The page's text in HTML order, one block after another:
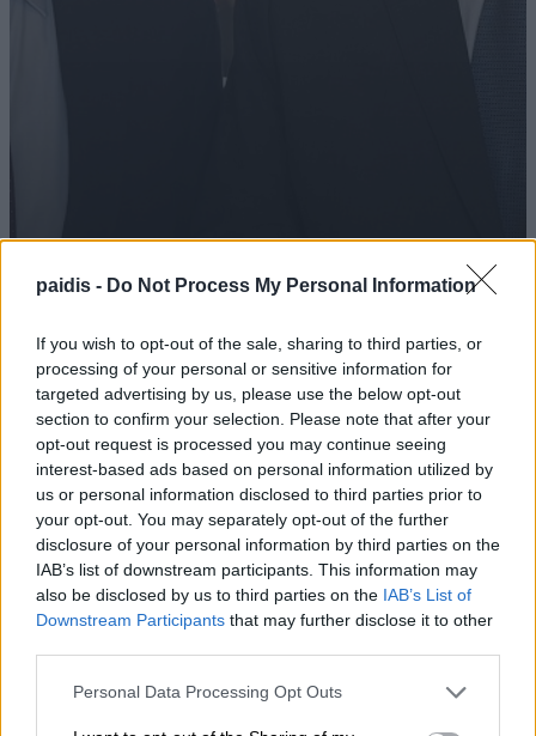
paidis - Do Not Process My Personal Information
If you wish to opt-out of the sale, sharing to third parties, or
processing of your personal or sensitive information for
targeted advertising by us, please use the below opt-out
section to confirm your selection. Please note that after your
opt-out request is processed you may continue seeing
interest-based ads based on personal information utilized by
us or personal information disclosed to third parties prior to
your opt-out. You may separately opt-out of the further
disclosure of your personal information by third parties on the
IAB’s list of downstream participants. This information may
also be disclosed by us to third parties on the IAB’s List of
Downstream Participants that may further disclose it to other
Personal Data Processing Opt Outs
Μ. Χαρακόπουλος: Ο ΕΛΓΑ αδυνατεί
08/08/2026 , 19:16
Ξεκίνησε ο φωτογραφικός διαγωνισμός
«TLOUPAS PATH 2026»
08/08/2026 , 18:59
Το Συνδικάτο Οικοδόμων για το
αδειοδωρόσημο Αυγούστου
Τι σχέση έχουν μια αγελάδα, μια ζέβρα και